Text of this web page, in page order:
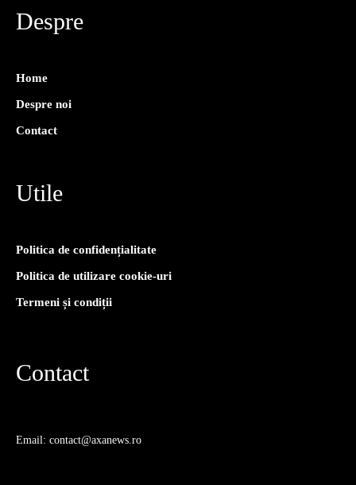
Despre
Home
Despre noi
Contact
Utile
Politica de confidențialitate
Politica de utilizare cookie-uri
Termeni și condiții
Contact
Email: contact@axanews.ro